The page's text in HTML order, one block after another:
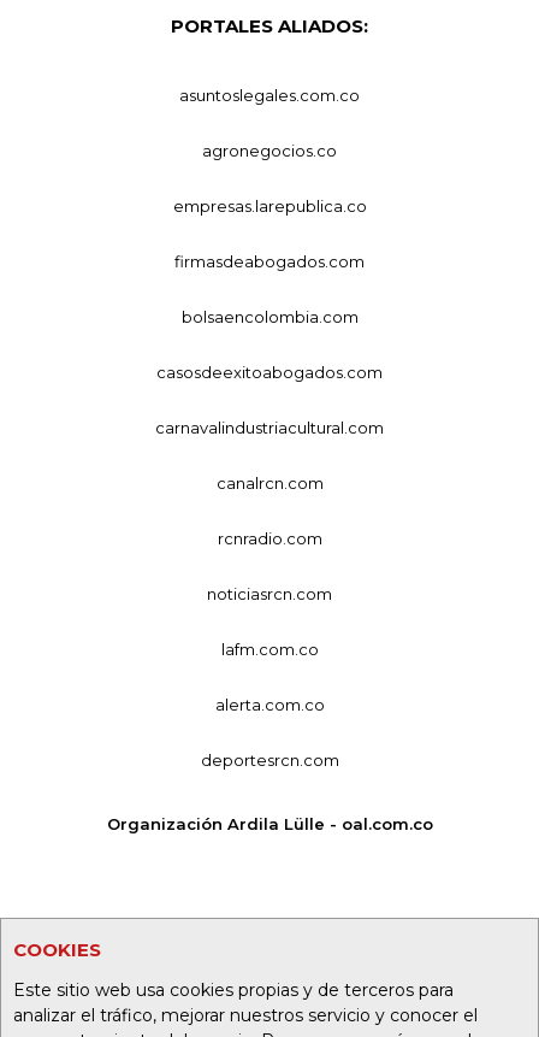
COOKIES
Este sitio web usa cookies propias y de terceros para
analizar el tráfico, mejorar nuestros servicio y conocer el
PORTALES ALIADOS:
asuntoslegales.com.co
agronegocios.co
empresas.larepublica.co
firmasdeabogados.com
bolsaencolombia.com
casosdeexitoabogados.com
carnavalindustriacultural.com
canalrcn.com
rcnradio.com
noticiasrcn.com
lafm.com.co
alerta.com.co
deportesrcn.com
Organización Ardila Lülle - oal.com.co